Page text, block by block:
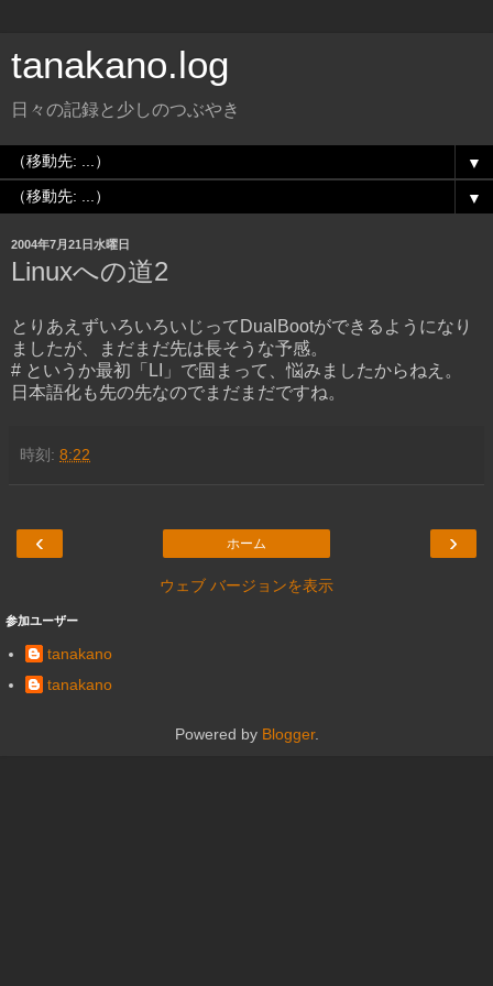
tanakano.log
日々の記録と少しのつぶやき
▼
▼
2004年7月21日水曜日
Linuxへの道2
とりあえずいろいろいじってDualBootができるようになり
ましたが、まだまだ先は長そうな予感。
# というか最初「LI」で固まって、悩みましたからねえ。
日本語化も先の先なのでまだまだですね。
時刻: 8:22
‹ ›
ホーム
ウェブ バージョンを表示
参加ユーザー
tanakano
tanakano
Powered by Blogger.